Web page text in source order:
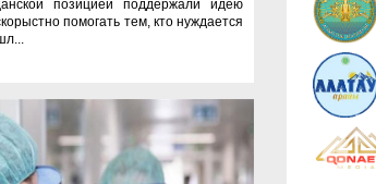
позицией поддержали идею
помогать тем, кто нуждается
05.08
05.08
05.08
05.08